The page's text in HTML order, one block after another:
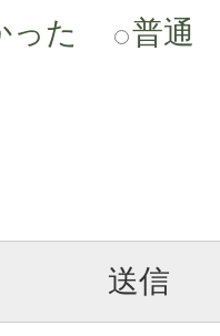
った
普通